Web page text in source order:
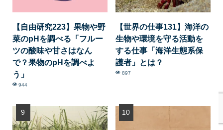
【自由研究223】果物や野
菜のpHを調べる「フルー
ツの酸味や甘さはなん
で？果物のpHを調べよ
う」
944
【世界の仕事131】海洋の
生物や環境を守る活動を
する仕事「海洋生態系保
護者」とは？
897